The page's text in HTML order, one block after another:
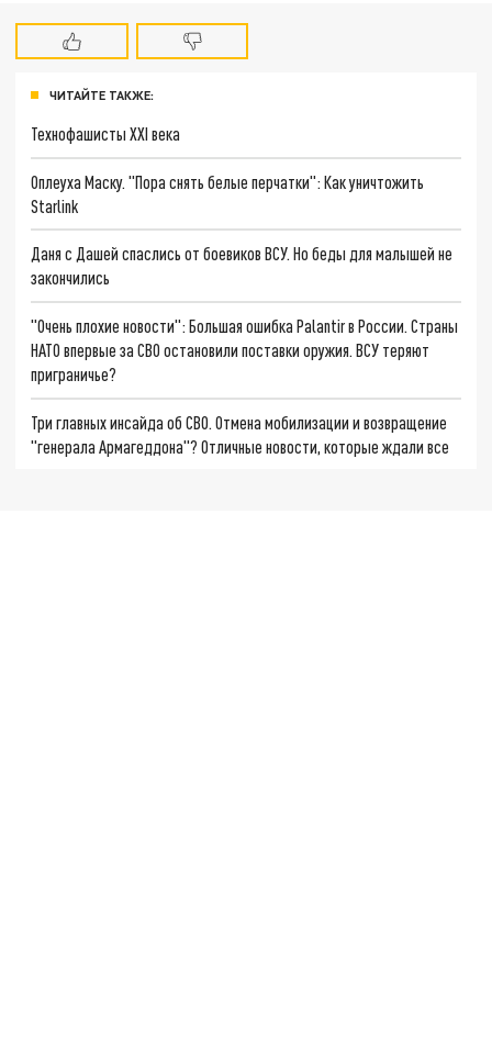
ЧИТАЙТЕ ТАКЖЕ:
Технофашисты XXI века
Оплеуха Маску. "Пора снять белые перчатки": Как уничтожить
Starlink
Даня с Дашей спаслись от боевиков ВСУ. Но беды для малышей не
закончились
"Очень плохие новости": Большая ошибка Palantir в России. Страны
НАТО впервые за СВО остановили поставки оружия. ВСУ теряют
приграничье?
Три главных инсайда об СВО. Отмена мобилизации и возвращение
"генерала Армагеддона"? Отличные новости, которые ждали все